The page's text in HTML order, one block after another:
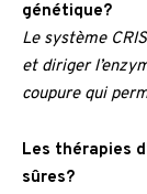
génétique?
Le système
et diriger
coupure qui
Les thérapies
sûres?